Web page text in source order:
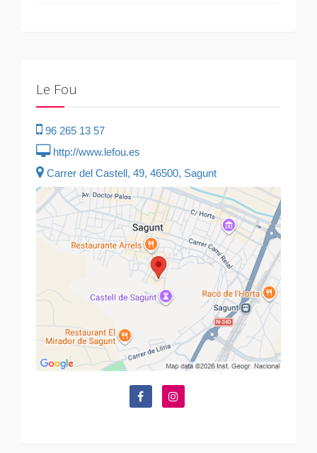
Le Fou
96 265 13 57
http://www.lefou.es
Carrer del Castell, 49, 46500, Sagunt